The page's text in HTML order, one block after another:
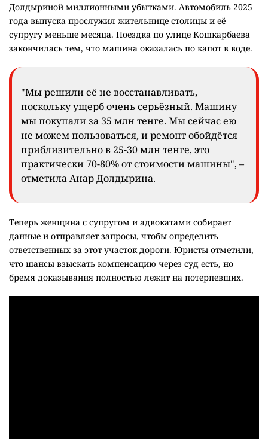
Долдыриной миллионными убытками. Автомобиль 2025
года выпуска прослужил жительнице столицы и её
супругу меньше месяца. Поездка по улице Кошкарбаева
закончилась тем, что машина оказалась по капот в воде.
"Мы решили её не восстанавливать,
поскольку ущерб очень серьёзный. Машину
мы покупали за 35 млн тенге. Мы сейчас ею
не можем пользоваться, и ремонт обойдётся
приблизительно в 25-30 млн тенге, это
практически 70-80% от стоимости машины", –
отметила Анар Долдырина.
Теперь женщина с супругом и адвокатами собирает
данные и отправляет запросы, чтобы определить
ответственных за этот участок дороги. Юристы отметили,
что шансы взыскать компенсацию через суд есть, но
бремя доказывания полностью лежит на потерпевших.